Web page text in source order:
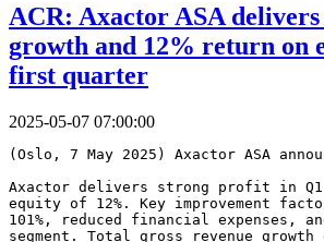
ACR: Axactor ASA
growth and 12% return on
first quarter
2025-05-07 07:00:00
(Oslo, 7 May 2025) Axactor ASA
Axactor delivers strong profit in Q1
equity of 12%. Key improvement
101%, reduced financial expenses,
segment. Total gross revenue